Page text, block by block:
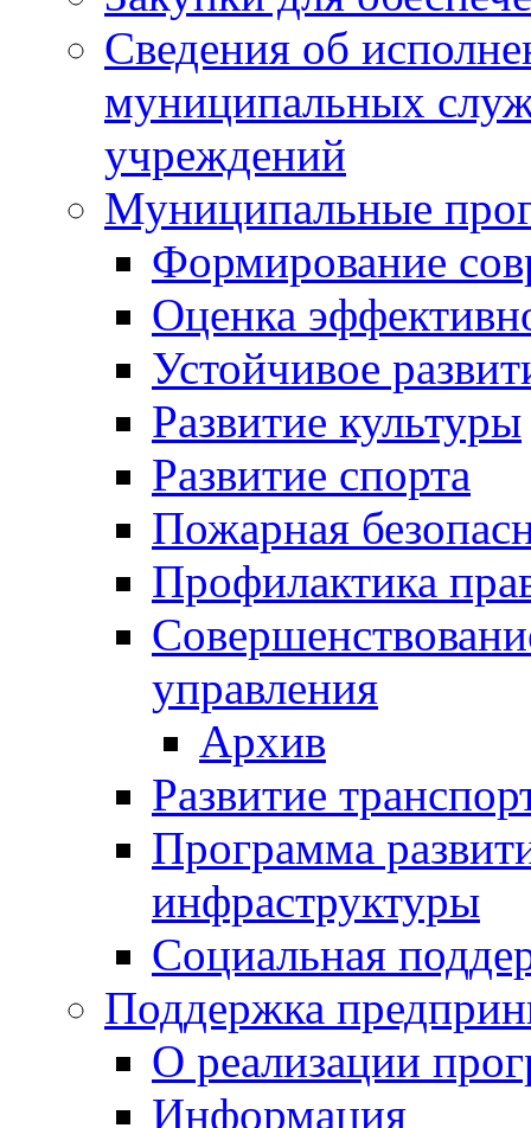
Сведения об
муниципальных
учреждений
Муниципальные
Формирование
Оценка
Устойчивое
Развитие культуры
Развитие спорта
Пожарная
Профилактика
управления
Архив
Развитие
Программа
инфраструктуры
Социальная
Поддержка
О реализации
Информация